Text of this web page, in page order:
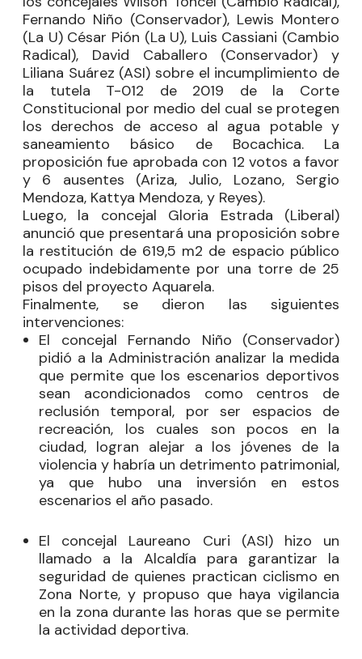
Fernando Niño (Conservador), Lewis Montero
(La U) César Pión (La U), Luis Cassiani (Cambio
Radical), David Caballero (Conservador) y
Liliana Suárez (ASI) sobre el incumplimiento de
la tutela T-012 de 2019 de la Corte
Constitucional por medio del cual se protegen
los derechos de acceso al agua potable y
saneamiento básico de Bocachica. La
proposición fue aprobada con 12 votos a favor
y 6 ausentes (Ariza, Julio, Lozano, Sergio
Mendoza, Kattya Mendoza, y Reyes).
Luego, la concejal Gloria Estrada (Liberal)
anunció que presentará una proposición sobre
la restitución de 619,5 m2 de espacio público
ocupado indebidamente por una torre de 25
pisos del proyecto Aquarela.
Finalmente, se dieron las siguientes
intervenciones:
El concejal Fernando Niño (Conservador)
pidió a la Administración analizar la medida
que permite que los escenarios deportivos
sean acondicionados como centros de
reclusión temporal, por ser espacios de
recreación, los cuales son pocos en la
ciudad, logran alejar a los jóvenes de la
violencia y habría un detrimento patrimonial,
ya que hubo una inversión en estos
escenarios el año pasado.
El concejal Laureano Curi (ASI) hizo un
llamado a la Alcaldía para garantizar la
seguridad de quienes practican ciclismo en
Zona Norte, y propuso que haya vigilancia
en la zona durante las horas que se permite
la actividad deportiva.